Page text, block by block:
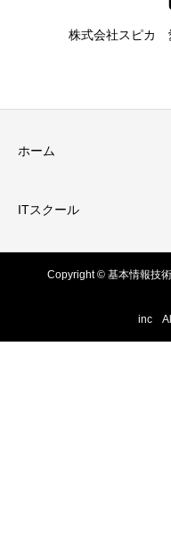
株式会社スピカ
ホーム
ITスクール
Copyright © 基本情報技
inc